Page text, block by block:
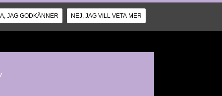
JAG GODKÄNNER NEJ, JAG VILL VETA MER